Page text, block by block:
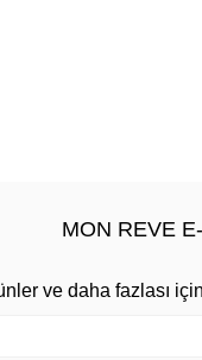
MON REVE
ve daha fazlası